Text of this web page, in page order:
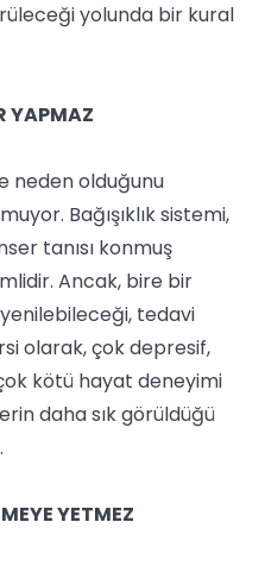
yolunda bir kural
YAPMAZ
neden olduğunu
Bağışıklık sistemi,
tanısı konmuş
Ancak, bire bir
tedavi
olarak, çok depresif,
kötü hayat deneyimi
daha sık görüldüğü
YETMEZ